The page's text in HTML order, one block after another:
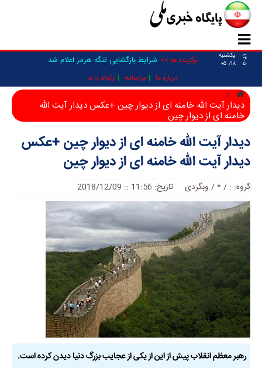
۱۴۰۵
یکشنبه
۱۸/ ۰۵
برگزیده ها >> شرایط بازگشایی تنگه هرمز اعلام شد
درباره ما مرامنامه ارتباط با ما
دیدار آیت الله خامنه ای از دیوار چین +عکس دیدار آیت الله
خامنه ای از دیوار چین
دیدار آیت الله خامنه ای از دیوار چین +عکس
دیدار آیت الله خامنه ای از دیوار چین
گروه: :
/
*
/ وبگردی تاریخ: 11:56 :: 2018/12/09
رهبر معظم انقلاب پیش از این از یکی از عجایب بزرگ دنیا دیدن کرده است.